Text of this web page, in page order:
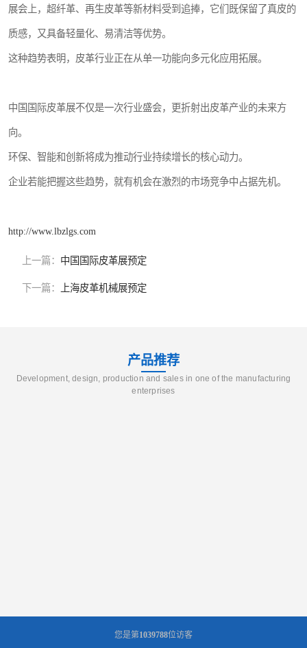
展会上，超纤革、再生皮革等新材料受到追捧，它们既保留了真皮的
质感，又具备轻量化、易清洁等优势。
这种趋势表明，皮革行业正在从单一功能向多元化应用拓展。
中国国际皮革展不仅是一次行业盛会，更折射出皮革产业的未来方
向。
环保、智能和创新将成为推动行业持续增长的核心动力。
企业若能把握这些趋势，就有机会在激烈的市场竞争中占据先机。
http://www.lbzlgs.com
上一篇： 中国国际皮革展预定
下一篇： 上海皮革机械展预定
产品推荐
Development, design, production and sales in one of the manufacturing
enterprises
您是第1039788位访客